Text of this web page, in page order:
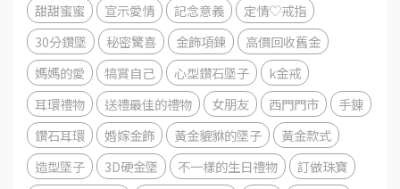
甜甜蜜蜜
宣示愛情 記念意義
定情♡戒指
30分鑽墜
秘密驚喜 金飾項鍊
高價回收舊金
媽媽的愛
犒賞自己 心型鑽石墜子
k金戒
耳環禮物
送禮最佳的禮物 女朋友 西門門市
手錬
鑽石耳環
婚嫁金飾 黃金貔貅的墜子
黃金款式
造型墜子
3D硬金墜 不一樣的生日禮物
訂做珠寶